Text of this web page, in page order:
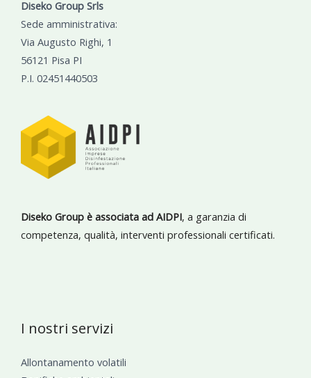
Diseko Group Srls
Sede amministrativa:
Via Augusto Righi, 1
56121 Pisa PI
P.I. 02451440503
Diseko Group è associata ad AIDPI, a garanzia di
competenza, qualità, interventi professionali certificati.
I nostri servizi
Allontanamento volatili